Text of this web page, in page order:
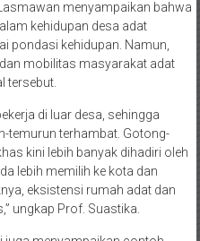
menyampaikan bahwa
kehidupan desa adat
pondasi kehidupan. Namun,
mobilitas masyarakat adat
tersebut.
di luar desa, sehingga
temurun terhambat. Gotong-
kini lebih banyak dihadiri oleh
lebih memilih ke kota dan
eksistensi rumah adat dan
ungkap Prof. Suastika.